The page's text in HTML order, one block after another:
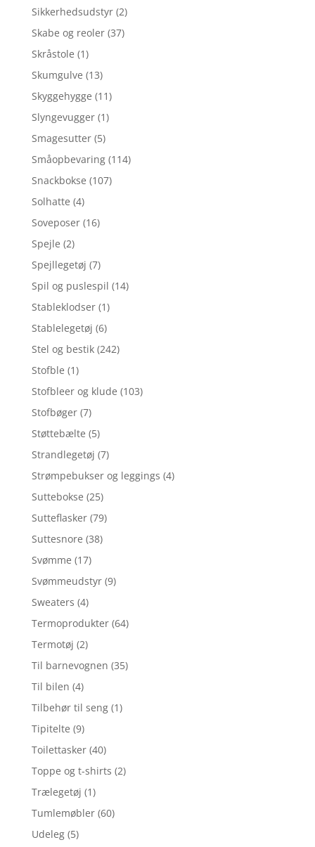
Sikkerhedsudstyr (2)
Skabe og reoler (37)
Skråstole (1)
Skumgulve (13)
Skyggehygge (11)
Slyngevugger (1)
Smagesutter (5)
Småopbevaring (114)
Snackbokse (107)
Solhatte (4)
Soveposer (16)
Spejle (2)
Spejllegetøj (7)
Spil og puslespil (14)
Stableklodser (1)
Stablelegetøj (6)
Stel og bestik (242)
Stofble (1)
Stofbleer og klude (103)
Stofbøger (7)
Støttebælte (5)
Strandlegetøj (7)
Strømpebukser og leggings (4)
Suttebokse (25)
Sutteflasker (79)
Suttesnore (38)
Svømme (17)
Svømmeudstyr (9)
Sweaters (4)
Termoprodukter (64)
Termotøj (2)
Til barnevognen (35)
Til bilen (4)
Tilbehør til seng (1)
Tipitelte (9)
Toilettasker (40)
Toppe og t-shirts (2)
Trælegetøj (1)
Tumlemøbler (60)
Udeleg (5)